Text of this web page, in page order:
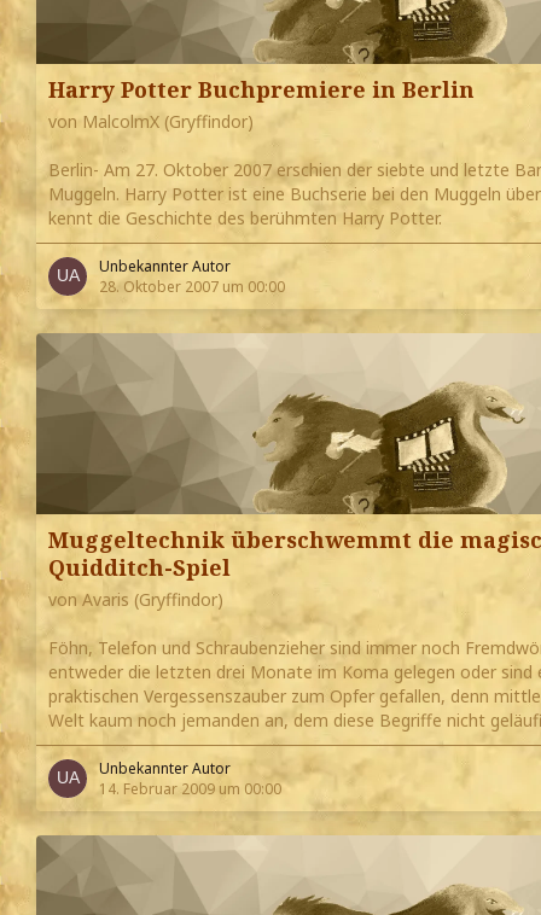
Harry Potter Buchpremiere in Berlin
von MalcolmX (Gryffindor)
Berlin- Am 27. Oktober 2007 erschien der siebte und letzte
Muggeln. Harry Potter ist eine Buchserie bei den Muggeln
kennt die Geschichte des berühmten Harry Potter.
Unbekannter Autor
28. Oktober 2007 um 00:00
Muggeltechnik überschwemmt die
Quidditch-Spiel
von Avaris (Gryffindor)
Föhn, Telefon und Schraubenzieher sind immer noch
entweder die letzten drei Monate im Koma gelegen oder
praktischen Vergessenszauber zum Opfer gefallen, denn
Welt kaum noch jemanden an, dem diese Begriffe nicht
Unbekannter Autor
14. Februar 2009 um 00:00